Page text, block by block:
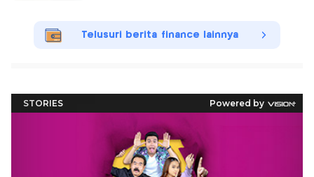
Telusuri berita finance lainnya